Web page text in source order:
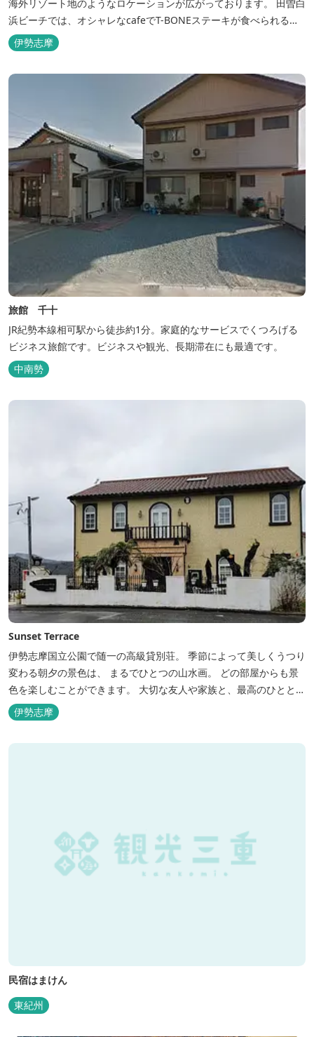
海外リゾート地のようなロケーションが広がっております。 田曽白
浜ビーチでは、オシャレなcafeでT-BONEステーキが食べられる。
又、海を見ながら黄昏るのもよし、アクティブにマリンアクティビ
ティ・スカイダイビング・ヘリコプタークルージングを体験するこ
ともできます。 是非、田曽白浜にございます施設紹介のVTRをご参
伊勢志摩
旅館 千十
JR紀勢本線相可駅から徒歩約1分。家庭的なサービスでくつろげる
ビジネス旅館です。ビジネスや観光、長期滞在にも最適です。
中南勢
Sunset Terrace
伊勢志摩国立公園で随一の高級貸別荘。 季節によって美しくうつり
変わる朝夕の景色は、 まるでひとつの山水画。 どの部屋からも景
色を楽しむことができます。 大切な友人や家族と、最高のひととき
を。 1日1組限定とさせていただいております。 完全にプライベー
トでご利用いただけます。
伊勢志摩
民宿はまけん
東紀州